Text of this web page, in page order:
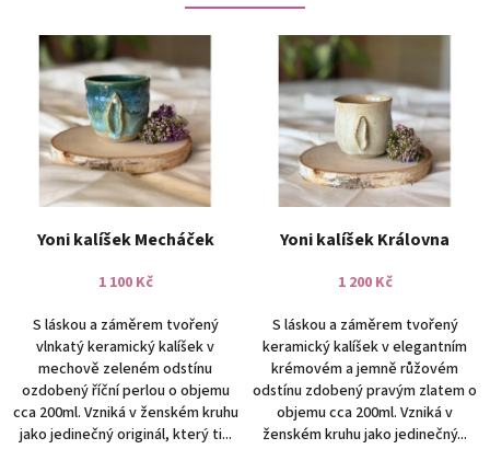
D
Yoni kalíšek Mecháček
1 100 Kč
S láskou a záměrem tvořený
vlnkatý keramický kalíšek v
mechově zeleném odstínu
ozdobený říční perlou o objemu
cca 200ml. Vzniká v ženském kruhu
jako jedinečný originál, který ti...
Yoni kalíšek Královna
1 200 Kč
S láskou a záměrem tvořený
keramický kalíšek v elegantním
krémovém a jemně růžovém
odstínu zdobený pravým zlatem o
objemu cca 200ml. Vzniká v
ženském kruhu jako jedinečný...